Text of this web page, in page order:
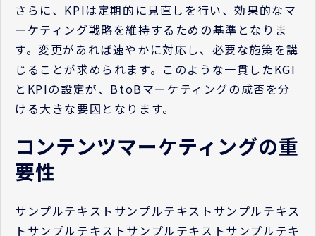
さらに、KPIは定期的に見直しを行い、効果的なマ
ーケティング戦略を維持するための基準となりま
す。変更があれば速やかに対応し、必要な施策を講
じることが求められます。このような一貫したKGI
とKPIの設定が、BtoBマーケティングの成否を分
ける大きな要因となります。
コンテンツマーケティングの重
要性
サンプルテキストサンプルテキストサンプルテキス
トサンプルテキストサンプルテキストサンプルテキ